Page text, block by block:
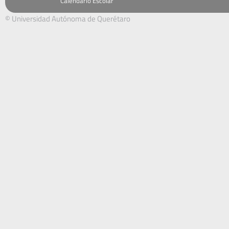
© Universidad Autónoma de Querétaro